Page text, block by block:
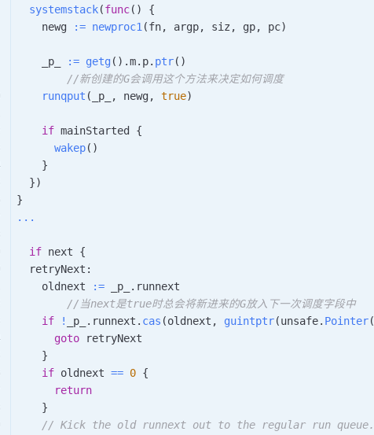
systemstack(func( )
{
		newg
:= newproc1 (fn, argp, siz , gp, pc)
		_p_
:= getg ( ) .m. p. ptr( )
//新创建的G会调用这个方法来决定如何调度
runqput ( _p_ , newg, true)
if mainStarted {
wakep( )
}
})
}
...
if next {
	retryNext
:
		oldnext
:= _p_ . runnext
//当next是true时总会将新进来的G放入下一次调度字段中
if
! _p_ . runnext . cas (oldnext , guintptr(unsafe. Pointer(
goto retryNext
}
if oldnext == 0 {
return
}
// Kick the old runnext out to the regular run queue.